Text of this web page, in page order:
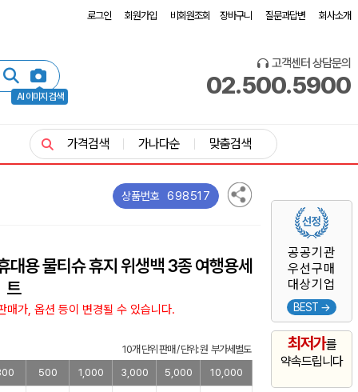
로그인 회원가입 비회원조회 장바구니 질문과답변 회사소개
AI 이미지 검색
고객센터 상담문의
02.500.5900
공공기관
우선구매
대상기업
BEST →
최저가를
약속드립니다
가격검색 가나다순 맞춤검색
상품번호 698517
대용 물티슈 휴지 위생백 3종 여행용세
트
가, 옵션 등이 변경될 수 있습니다.
10개 단위 판매 / 단위: 원 부가세별도
500 1,000 3,000 5,000 10,000